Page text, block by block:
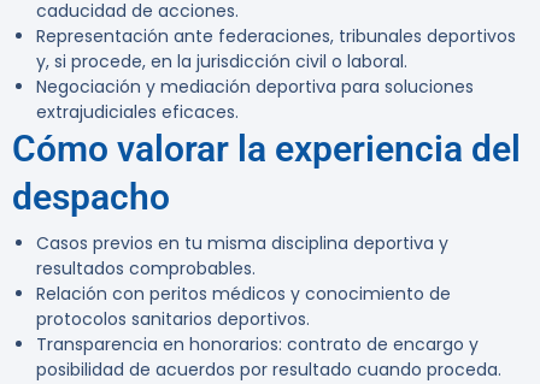
caducidad de acciones.
Representación ante federaciones, tribunales deportivos
y, si procede, en la jurisdicción civil o laboral.
Negociación y mediación deportiva para soluciones
extrajudiciales eficaces.
Cómo valorar la experiencia del
despacho
Casos previos en tu misma disciplina deportiva y
resultados comprobables.
Relación con peritos médicos y conocimiento de
protocolos sanitarios deportivos.
Transparencia en honorarios: contrato de encargo y
posibilidad de acuerdos por resultado cuando proceda.